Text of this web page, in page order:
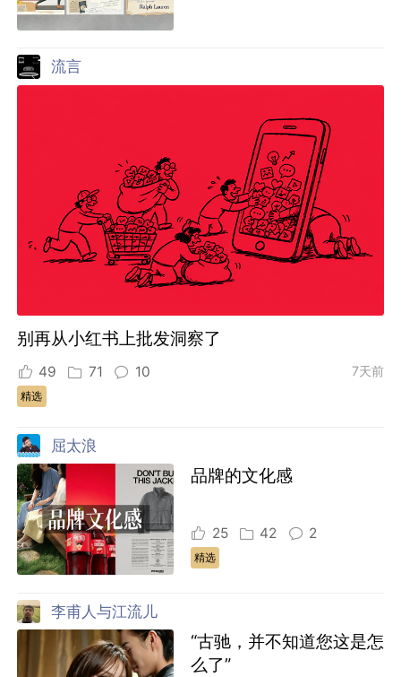
流言
别再从小红书上批发洞察了
49 71 10 7天前
精选
屈太浪
品牌的文化感
25 42 2
精选
李甫人与江流儿
“古驰，并不知道您这是怎
么了”